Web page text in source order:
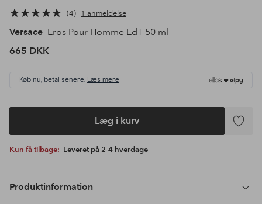
4 1 anmeldelse
Versace Eros Pour Homme EdT 50 ml
665 DKK
Køb nu, betal senere. Læs mere
Læg i kurv
Tilføj
Kun få tilbage: Leveret på 2-4 hverdage
Produktinformation